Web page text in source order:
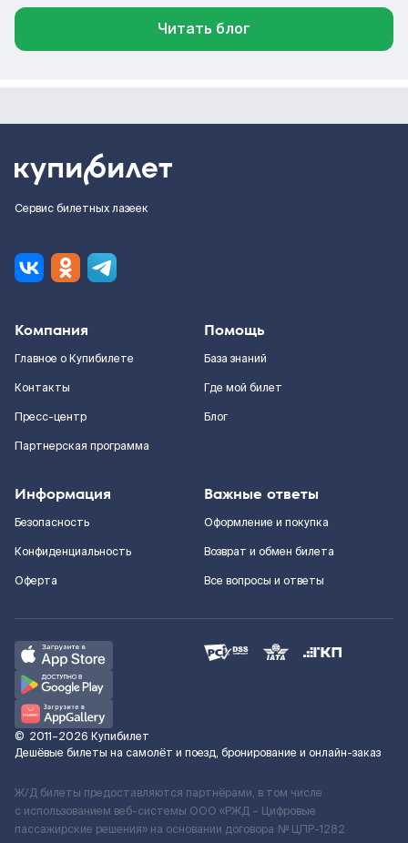
Читать блог
Сервис билетных лазеек
Компания
Главное о Купибилете
Контакты
Пресс-центр
Партнерская программа
Помощь
База знаний
Где мой билет
Блог
Информация
Безопасность
Конфиденциальность
Оферта
Важные ответы
Оформление и покупка
Возврат и обмен билета
Все вопросы и ответы
© 2011–2026 Купибилет
Дешёвые билеты на самолёт и поезд, бронирование и онлайн-заказ
Ж/Д билеты предоставляются партнёрами, в том числе
с использованием веб-системы ООО «РЖД – Цифровые
пассажирские решения» на основании договора № ЦПР-1282